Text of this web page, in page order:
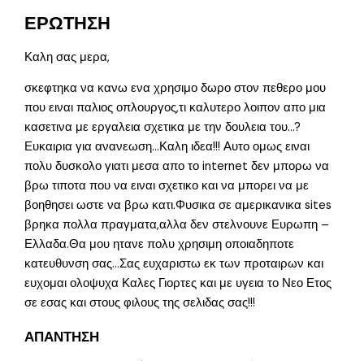
ΕΡΩΤΗΣΗ
Καλη σας μερα,
σκεφτηκα να κανω ενα χρησιμο δωρο στον πεθερο μου
που ειναι παλιος οπλουργος,τι καλυτερο λοιπον απο μια
κασετινα με εργαλεια σχετικα με την δουλεια του…?
Ευκαιρια για ανανεωση…Καλη ιδεα!!! Αυτο ομως ειναι
πολυ δυσκολο γιατι μεσα απο το internet δεν μπορω να
βρω τιποτα που να ειναι σχετικο και να μπορει να με
βοηθησει ωστε να βρω κατι.Φυσικα σε αμερικανικα sites
βρηκα πολλα πραγματα,αλλα δεν στελνουνε Ευρωπη –
Ελλαδα.Θα μου ητανε πολυ χρησιμη οποιαδηποτε
κατευθυνση σας…Σας ευχαριστω εκ των προταιρων και
ευχομαι ολοψυχα Καλες Γιορτες και με υγεια το Νεο Ετος
σε εσας και στους φιλους της σελιδας σας!!!
ΑΠΑΝΤΗΣΗ